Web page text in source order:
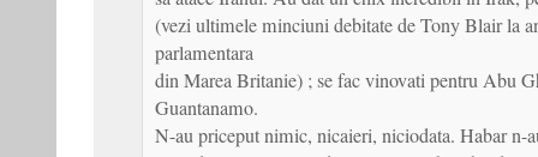
(vezi ultimele minciuni debitate de Tony Blair la
parlamentara
din Marea Britanie) ; se fac vinovati pentru Abu
Guantanamo.
N-au priceput nimic, nicaieri, niciodata. Habar n-